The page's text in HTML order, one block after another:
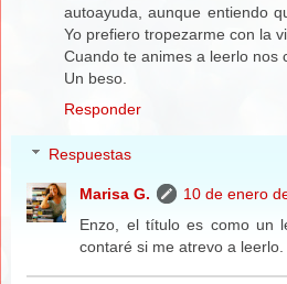
autoayuda, aunque entiendo
Yo prefiero tropezarme con la
Cuando te animes a leerlo nos
Un beso.
Responder
Respuestas
Marisa G.
10 de enero
Enzo, el título es como un
contaré si me atrevo a leerlo.